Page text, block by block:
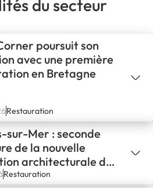
du secteur
poursuit son
avec une première
en Bretagne
Restauration
sur-Mer : seconde
de la nouvelle
architecturale de
PAPILLES !
Restauration